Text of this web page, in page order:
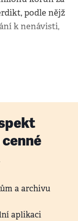
podle nějž
k nenávisti,
a archivu
aplikaci